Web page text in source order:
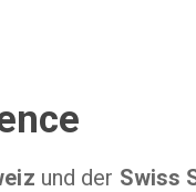
und der Swiss